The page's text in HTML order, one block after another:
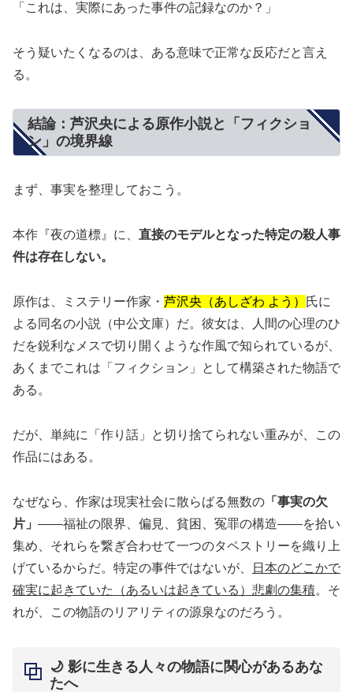
「これは、実際にあった事件の記録なのか？」
そう疑いたくなるのは、ある意味で正常な反応だと言え
る。
結論：芦沢央による原作小説と「フィクショ
ン」の境界線
まず、事実を整理しておこう。
本作『夜の道標』に、 直接のモデルとなった特定の殺人事
件は存在しない。
原作は、ミステリー作家・ 芦沢央（あしざわ よう）
氏に
よる同名の小説（中公文庫）だ。彼女は、人間の心理のひ
だを鋭利なメスで切り開くような作風で知られているが、
あくまでこれは「フィクション」として構築された物語で
ある。
だが、単純に「作り話」と切り捨てられない重みが、この
作品にはある。
なぜなら、作家は現実社会に散らばる無数の 「事実の欠
片」 ——福祉の限界、偏見、貧困、冤罪の構造——を拾い
集め、それらを繋ぎ合わせて一つのタペストリーを織り上
げているからだ。特定の事件ではないが、
日本のどこかで
確実に起きていた（あるいは起きている）悲劇の集積。そ
れが、この物語のリアリティの源泉なのだろう。
🌙 影に生きる人々の物語に関心があるあな
たへ